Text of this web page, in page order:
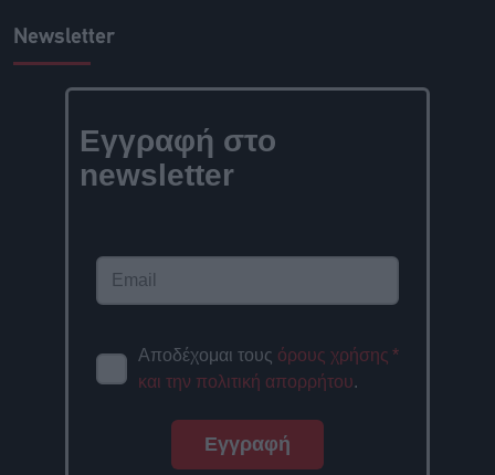
Newsletter
Εγγραφή στο
newsletter
Αποδέχομαι τους όρους χρήσης
και την πολιτική απορρήτου.
*
Εγγραφή